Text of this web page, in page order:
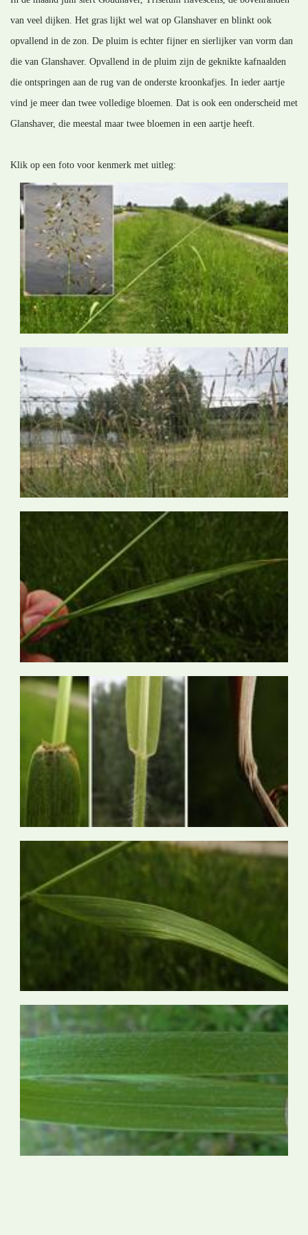
van veel dijken. Het gras lijkt wel wat op Glanshaver en blinkt ook
opvallend in de zon. De pluim is echter fijner en sierlijker van vorm dan
die van Glanshaver. Opvallend in de pluim zijn de geknikte kafnaalden
die ontspringen aan de rug van de onderste kroonkafjes. In ieder aartje
vind je meer dan twee volledige bloemen. Dat is ook een onderscheid met
Glanshaver, die meestal maar twee bloemen in een aartje heeft.
Klik op een foto voor kenmerk met uitleg: